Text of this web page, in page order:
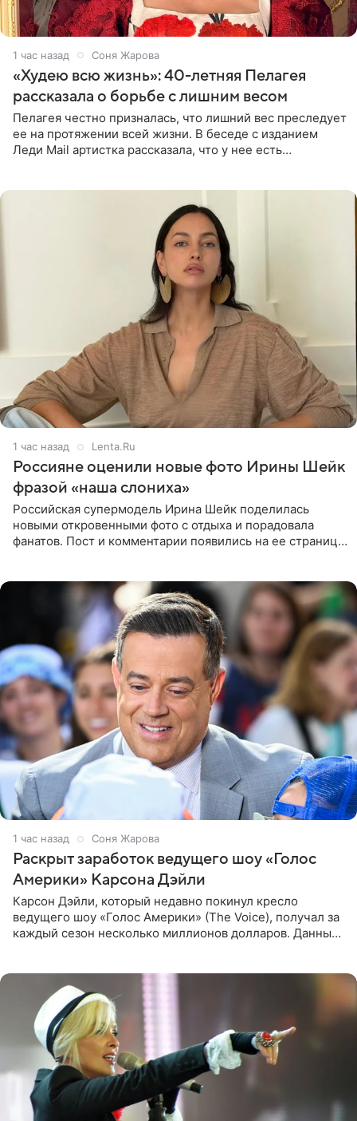
1 час назад Соня Жарова
«Худею всю жизнь»: 40-летняя Пелагея
рассказала о борьбе с лишним весом
Пелагея честно призналась, что лишний вес преследует
ее на протяжении всей жизни. В беседе с изданием
Леди Mail артистка рассказала, что у нее есть
1 час назад Lenta.Ru
Россияне оценили новые фото Ирины Шейк
фразой «наша слониха»
Российская супермодель Ирина Шейк поделилась
новыми откровенными фото с отдыха и порадовала
фанатов. Пост и комментарии появились на ее странице
1 час назад Соня Жарова
Раскрыт заработок ведущего шоу «Голос
Америки» Карсона Дэйли
Карсон Дэйли, который недавно покинул кресло
ведущего шоу «Голос Америки» (The Voice), получал за
каждый сезон несколько миллионов долларов. Данные